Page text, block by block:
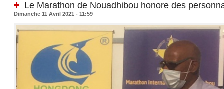
Le Marathon de Nouadhibou honore des
Dimanche 11 Avril 2021 - 11:59